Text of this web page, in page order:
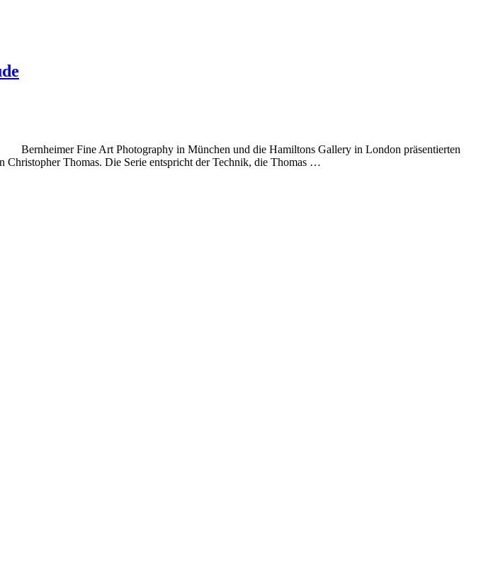
Bernheimer Fine Art Photography in München und die Hamiltons Gallery in London präsentierten
Christopher Thomas. Die Serie entspricht der Technik, die Thomas …